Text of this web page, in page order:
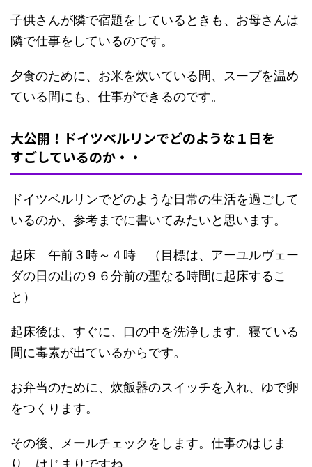
子供さんが隣で宿題をしているときも、お母さんは
隣で仕事をしているのです。
夕食のために、お米を炊いている間、スープを温め
ている間にも、仕事ができるのです。
大公開！ドイツベルリンでどのような１日を
すごしているのか・・
ドイツベルリンでどのような日常の生活を過ごして
いるのか、参考までに書いてみたいと思います。
起床 午前３時～４時 （目標は、アーユルヴェー
ダの日の出の９６分前の聖なる時間に起床するこ
と）
起床後は、すぐに、口の中を洗浄します。寝ている
間に毒素が出ているからです。
お弁当のために、炊飯器のスイッチを入れ、ゆで卵
をつくります。
その後、メールチェックをします。仕事のはじま
り、はじまりですね。